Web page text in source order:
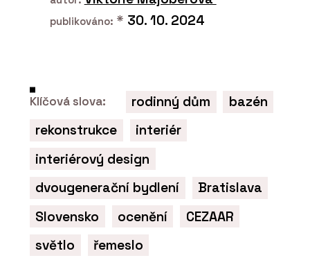
publikováno: * 30. 10. 2024
Klíčová slova: rodinný dům
bazén
rekonstrukce
interiér
interiérový design
dvougenerační bydlení
Bratislava
Slovensko
ocenění
CEZAAR
světlo
řemeslo